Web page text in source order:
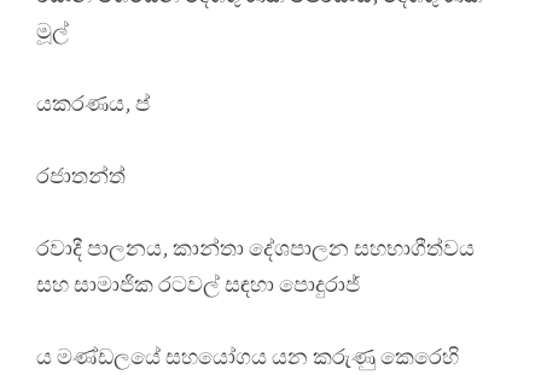
මූල්
යකරණය, ප්
රජාතන්ත්
රවාදී පාලනය, කාන්තා දේශපාලන සහභාගීත්වය
සහ සාමාජික රටවල් සඳහා පොදුරාජ්
ය මණ්ඩලයේ සහයෝගය යන කරුණු කෙරෙහි